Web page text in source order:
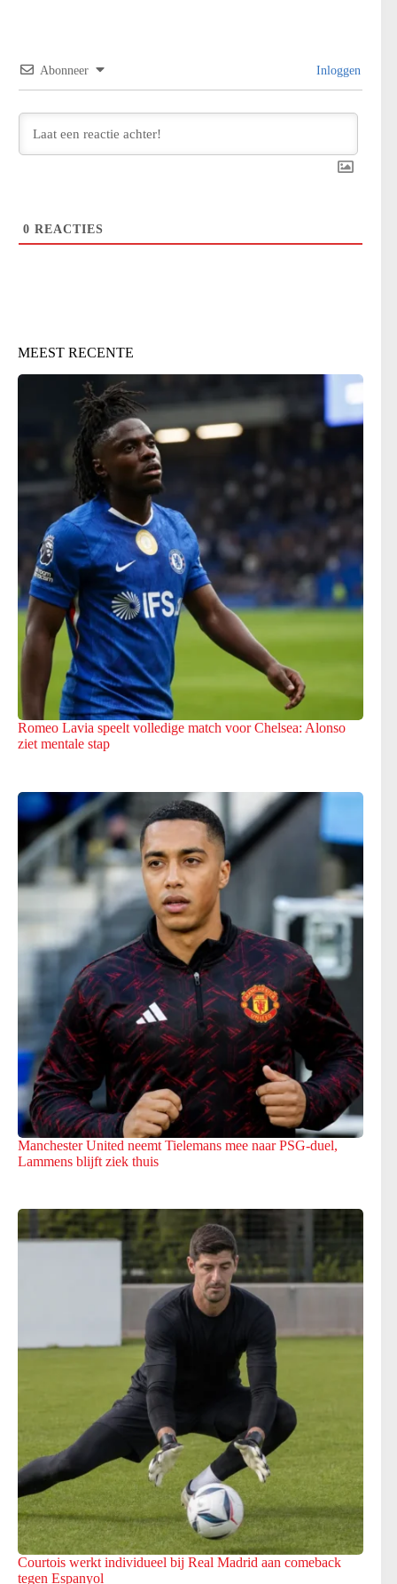
Abonneer Inloggen
0 REACTIES
MEEST RECENTE
Romeo Lavia speelt volledige match voor Chelsea: Alonso
ziet mentale stap
Manchester United neemt Tielemans mee naar PSG-duel,
Lammens blijft ziek thuis
Courtois werkt individueel bij Real Madrid aan comeback
tegen Espanyol